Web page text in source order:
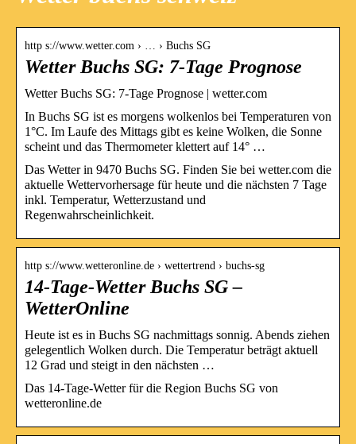
http s://www.wetter.com › … › Buchs SG
Wetter Buchs SG: 7-Tage Prognose
Wetter Buchs SG: 7-Tage Prognose | wetter.com
In Buchs SG ist es morgens wolkenlos bei Temperaturen von
1°C. Im Laufe des Mittags gibt es keine Wolken, die Sonne
scheint und das Thermometer klettert auf 14° …
Das Wetter in 9470 Buchs SG. Finden Sie bei wetter.com die
aktuelle Wettervorhersage für heute und die nächsten 7 Tage
inkl. Temperatur, Wetterzustand und
Regenwahrscheinlichkeit.
http s://www.wetteronline.de › wettertrend › buchs-sg
14-Tage-Wetter Buchs SG –
WetterOnline
Heute ist es in Buchs SG nachmittags sonnig. Abends ziehen
gelegentlich Wolken durch. Die Temperatur beträgt aktuell
12 Grad und steigt in den nächsten …
Das 14-Tage-Wetter für die Region Buchs SG von
wetteronline.de